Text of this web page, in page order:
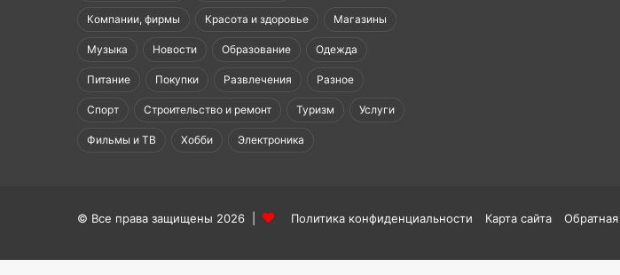
Компании, фирмы Красота и здоровье Магазины
Музыка Новости Образование Одежда
Питание Покупки Развлечения Разное
Спорт Строительство и ремонт Туризм Услуги
Фильмы и ТВ Хобби Электроника
© Все права защищены 2026 | Политика конфиденциальности Карта сайта Обратная